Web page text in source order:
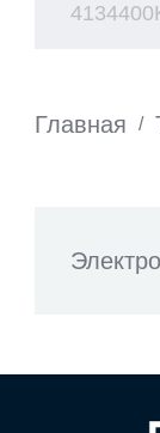
Главная /